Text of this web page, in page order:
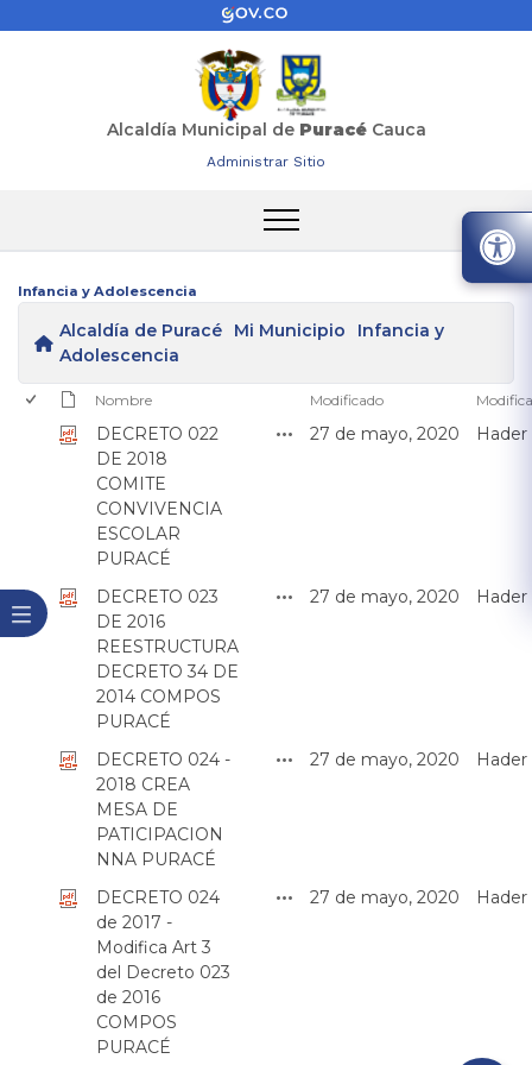
Alcaldía Municipal de Puracé Cauca
Administrar Sitio
Infancia y Adolescencia
Alcaldía de Puracé Mi Municipio
Infancia y
Adolescencia
Nombre Modificado
DECRETO 022
DE 2018
COMITE
CONVIVENCIA
ESCOLAR
PURACÉ
27 de mayo, 2020
DECRETO 023
DE 2016
REESTRUCTURA
DECRETO 34 DE
2014 COMPOS
PURACÉ
27 de mayo, 2020
DECRETO 024 -
2018 CREA
MESA DE
PATICIPACION
NNA PURACÉ
27 de mayo, 2020
DECRETO 024
de 2017 -
Modifica Art 3
del Decreto 023
de 2016
COMPOS
PURACÉ
27 de mayo, 2020